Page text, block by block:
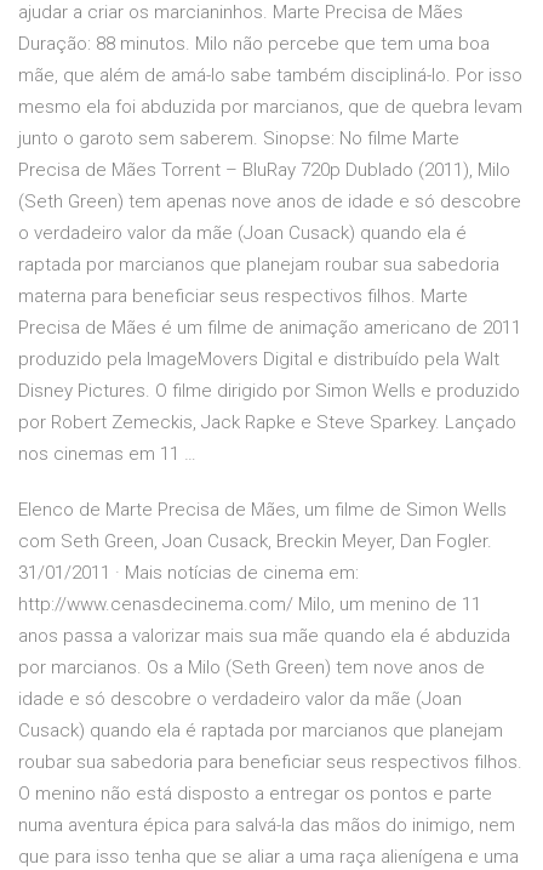
ajudar a criar os marcianinhos. Marte Precisa de Mães
Duração: 88 minutos. Milo não percebe que tem uma boa
mãe, que além de amá-lo sabe também discipliná-lo. Por isso
mesmo ela foi abduzida por marcianos, que de quebra levam
junto o garoto sem saberem. Sinopse: No filme Marte
Precisa de Mães Torrent – BluRay 720p Dublado (2011), Milo
(Seth Green) tem apenas nove anos de idade e só descobre
o verdadeiro valor da mãe (Joan Cusack) quando ela é
raptada por marcianos que planejam roubar sua sabedoria
materna para beneficiar seus respectivos filhos. Marte
Precisa de Mães é um filme de animação americano de 2011
produzido pela ImageMovers Digital e distribuído pela Walt
Disney Pictures. O filme dirigido por Simon Wells e produzido
por Robert Zemeckis, Jack Rapke e Steve Sparkey. Lançado
nos cinemas em 11 …
Elenco de Marte Precisa de Mães, um filme de Simon Wells
com Seth Green, Joan Cusack, Breckin Meyer, Dan Fogler.
31/01/2011 · Mais notícias de cinema em:
http://www.cenasdecinema.com/ Milo, um menino de 11
anos passa a valorizar mais sua mãe quando ela é abduzida
por marcianos. Os a Milo (Seth Green) tem nove anos de
idade e só descobre o verdadeiro valor da mãe (Joan
Cusack) quando ela é raptada por marcianos que planejam
roubar sua sabedoria para beneficiar seus respectivos filhos.
O menino não está disposto a entregar os pontos e parte
numa aventura épica para salvá-la das mãos do inimigo, nem
que para isso tenha que se aliar a uma raça alienígena e uma